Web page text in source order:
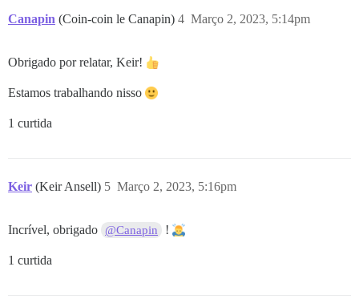
Canapin (Coin-coin le Canapin) Março 2, 2023, 5:14pm
4
Obrigado por relatar, Keir!
Estamos trabalhando nisso
1 curtida
Keir (Keir Ansell) Março 2, 2023, 5:16pm
5
Incrível, obrigado @Canapin !
1 curtida